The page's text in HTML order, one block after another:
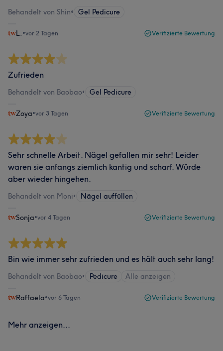
Behandelt von Shin• Gel Pedicure
L. •vor 2 Tagen Verifizierte Bewertung
Zufrieden
Behandelt von Baobao• Gel Pedicure
Zoya•vor 3 Tagen Verifizierte Bewertung
Sehr schnelle Arbeit. Nägel gefallen mir sehr! Leider
waren sie anfangs ziemlich kantig und scharf. Würde
aber wieder hingehen.
Behandelt von Moni• Nägel auffüllen
Sonja•vor 4 Tagen Verifizierte Bewertung
Bin wie immer sehr zufrieden und es hält auch sehr lang!
Behandelt von Baobao• Pedicure Alle anzeigen
Raffaela•vor 6 Tagen Verifizierte Bewertung
Mehr anzeigen...